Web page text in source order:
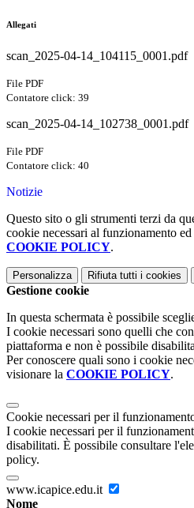
Allegati
scan_2025-04-14_104115_0001.pdf
File PDF
Contatore click: 39
scan_2025-04-14_102738_0001.pdf
File PDF
Contatore click: 40
Notizie
Questo sito o gli strumenti terzi da
cookie necessari al funzionamento
COOKIE POLICY.
Personalizza Rifiuta tutti i cookies
Gestione cookie
In questa schermata è possibile
I cookie necessari sono quelli che
piattaforma e non è possibile
Per conoscere quali sono i cookie
visionare la COOKIE POLICY.
Cookie necessari per il
I cookie necessari per il
disabilitati. È possibile consultare
policy.
www.icapice.edu.it
Nome